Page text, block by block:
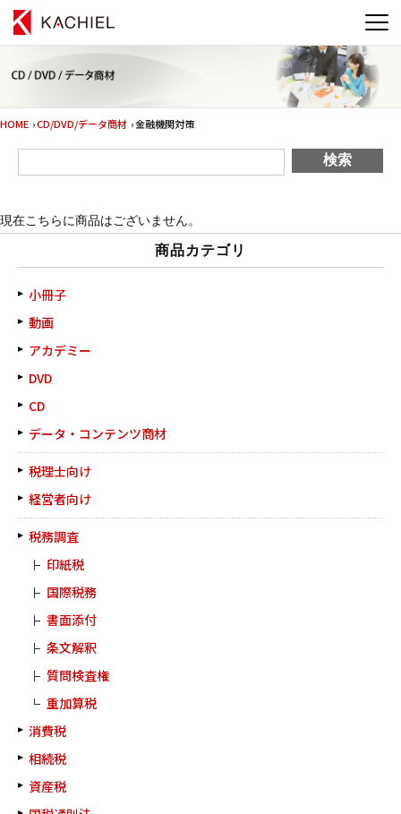
HOME ›CD/DVD/データ商材 › 金融機関対策
現在こちらに商品はございません。
商品カテゴリ
小冊子
動画
アカデミー
DVD
CD
データ・コンテンツ商材
税理士向け
経営者向け
税務調査
印紙税
国際税務
書面添付
条文解釈
質問検査権
重加算税
消費税
相続税
資産税